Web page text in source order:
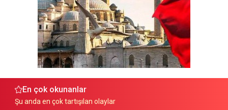
En çok okunanlar
Şu anda en çok tartışılan olaylar